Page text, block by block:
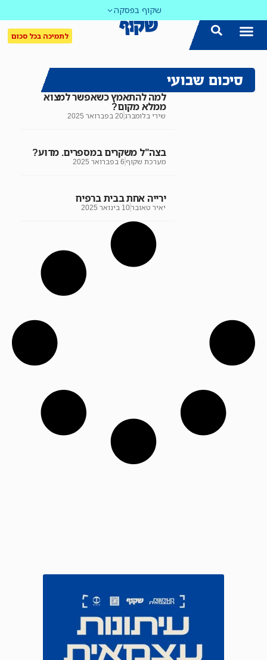
שקוף בפסקה
לתמיכה בכל סכום
סיכום שבועי
למה להתאמץ כשאפשר למצוא
ממלא מקום?
שירי בלומברג20 בפברואר 2025
בצה"ל משקרים במספרים. מדוע?
מערכת שקוף 6 בפברואר 2025
ירייה אחת בבית ברפיח
יאיר טאובר10 בינואר 2025